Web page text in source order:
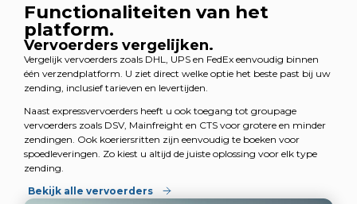
Functionaliteiten van het
platform.
Vervoerders vergelijken.
Vergelijk vervoerders zoals DHL, UPS en FedEx eenvoudig binnen
één verzendplatform. U ziet direct welke optie het beste past bij uw
zending, inclusief tarieven en levertijden.
Naast expressvervoerders heeft u ook toegang tot groupage
vervoerders zoals DSV, Mainfreight en CTS voor grotere en minder
zendingen. Ook koeriersritten zijn eenvoudig te boeken voor
spoedleveringen. Zo kiest u altijd de juiste oplossing voor elk type
zending.
Bekijk alle vervoerders